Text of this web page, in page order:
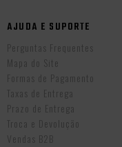
AJUDA E SUPORTE
Perguntas Frequentes
Mapa do Site
Formas de Pagamento
Taxas de Entrega
Prazo de Entrega
Troca e Devolução
Vendas B2B